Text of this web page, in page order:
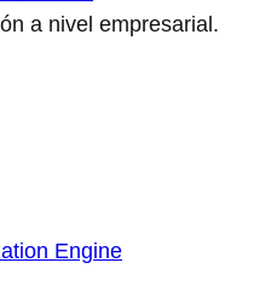
a nivel empresarial.
Engine